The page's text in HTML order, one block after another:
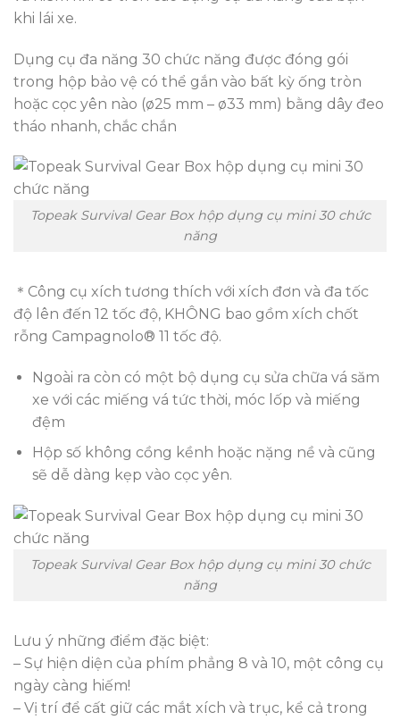
khi lái xe.
Dụng cụ đa năng 30 chức năng được đóng gói
trong hộp bảo vệ có thể gắn vào bất kỳ ống tròn
hoặc cọc yên nào (ø25 mm – ø33 mm) bằng dây đeo
tháo nhanh, chắc chắn
Topeak Survival Gear Box hộp dụng cụ mini 30 chức
năng
＊Công cụ xích tương thích với xích đơn và đa tốc
độ lên đến 12 tốc độ, KHÔNG bao gồm xích chốt
rỗng Campagnolo® 11 tốc độ.
Ngoài ra còn có một bộ dụng cụ sửa chữa vá săm
xe với các miếng vá tức thời, móc lốp và miếng
đệm
Hộp số không cồng kềnh hoặc nặng nề và cũng
sẽ dễ dàng kẹp vào cọc yên.
Topeak Survival Gear Box hộp dụng cụ mini 30 chức
năng
Lưu ý những điểm đặc biệt:
– Sự hiện diện của phím phẳng 8 và 10, một công cụ
ngày càng hiếm!
– Vị trí để cất giữ các mắt xích và trục, kể cả trong